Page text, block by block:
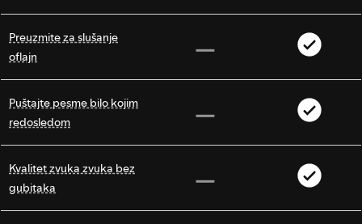
Preuzmite za slušanje
oflajn
Puštajte pesme bilo kojim
redosledom
Kvalitet zvuka zvuka bez
gubitaka